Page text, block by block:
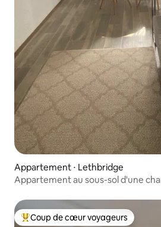
Appartement ⋅ Lethbridge
Appartement au sous-sol d'une
Coups de cœur voyageurs les plus
Coup de cœur voyageurs